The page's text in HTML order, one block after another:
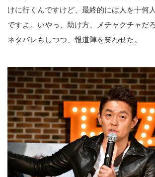
けに行くんですけど、最終的には人を十何
ですよ。いやっ、助け方、メチャクチャだ
ネタバレもしつつ、報道陣を笑わせた。